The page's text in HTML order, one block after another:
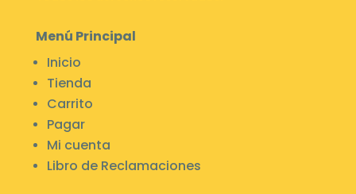
Menú Principal
Inicio
Tienda
Carrito
Pagar
Mi cuenta
Libro de Reclamaciones